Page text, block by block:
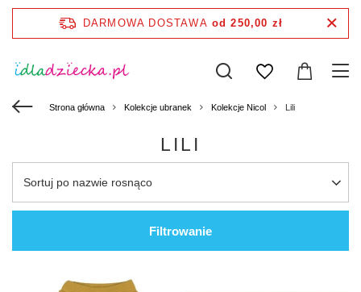
DARMOWA DOSTAWA od 250,00 zł
Strona główna Kolekcje ubranek Kolekcje Nicol Lili
LILI
Sortuj po nazwie rosnąco
Filtrowanie